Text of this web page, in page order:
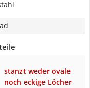
stanzt weder ovale
noch eckige Löcher